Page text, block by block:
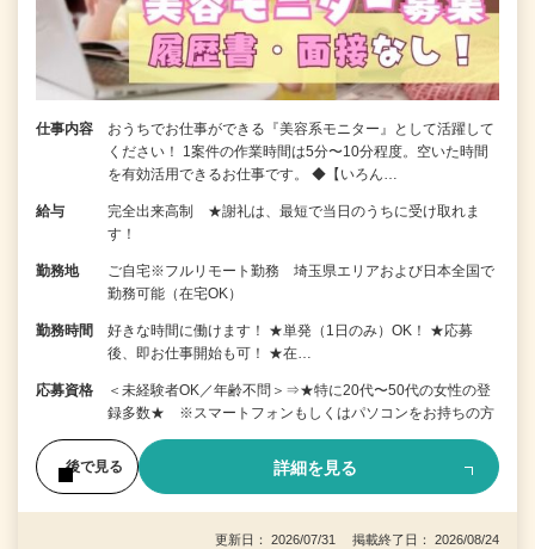
仕事内容
おうちでお仕事ができる『美容系モニター』として活躍して
ください！ 1案件の作業時間は5分〜10分程度。空いた時間
を有効活用できるお仕事です。 ◆【いろん…
給与
完全出来高制 ★謝礼は、最短で当日のうちに受け取れま
す！
勤務地
ご自宅※フルリモート勤務 埼玉県エリアおよび日本全国で
勤務可能（在宅OK）
勤務時間
好きな時間に働けます！ ★単発（1日のみ）OK！ ★応募
後、即お仕事開始も可！ ★在…
応募資格
＜未経験者OK／年齢不問＞⇒★特に20代〜50代の女性の登
録多数★ ※スマートフォンもしくはパソコンをお持ちの方
後で見る 詳細を見る
更新日： 2026/07/31 掲載終了日： 2026/08/24